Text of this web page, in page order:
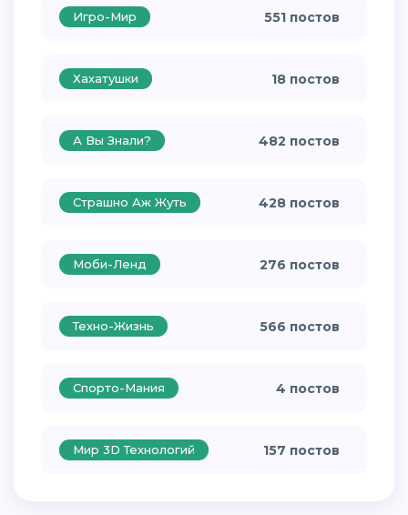
Игро-Мир 551 постов
Хахатушки 18 постов
А Вы Знали? 482 постов
Страшно Аж Жуть 428 постов
Моби-Ленд 276 постов
Техно-Жизнь 566 постов
Спорто-Мания 4 постов
Мир 3D Технологий 157 постов